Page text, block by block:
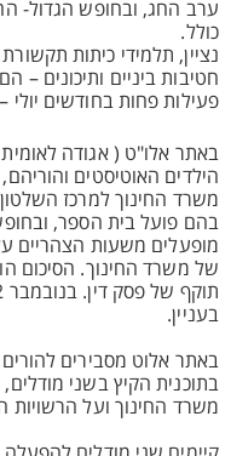
כולל.
נציין, תלמידי כיתות
פעילות פחות בחודשים יולי
באתר אלו"ט ( אגודה לאומית
הילדים האוטיסטים
משרד החינוך למרכז
בהם פועל בית הספר,
מופעלים משעות הצהריים
של משרד החינוך. הסיכום
בעניין.
באתר אלוט מסבירים
בתוכנית הקיץ בשני
משרד החינוך ועל הרשויות